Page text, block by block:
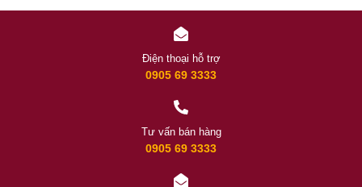
Điện thoại hỗ trợ
0905 69 3333
Tư vấn bán hàng
0905 69 3333